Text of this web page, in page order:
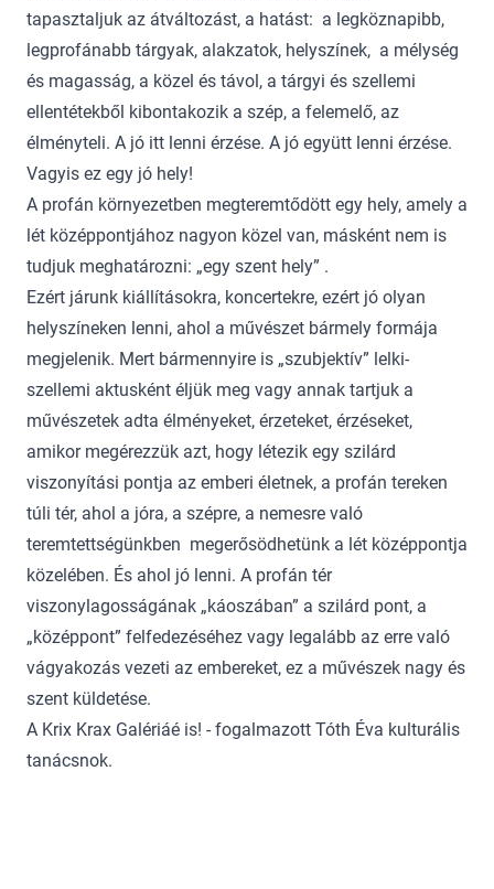
tapasztaljuk az átváltozást, a hatást: a legköznapibb,
legprofánabb tárgyak, alakzatok, helyszínek, a mélység
és magasság, a közel és távol, a tárgyi és szellemi
ellentétekből kibontakozik a szép, a felemelő, az
élményteli. A jó itt lenni érzése. A jó együtt lenni érzése.
Vagyis ez egy jó hely!
A profán környezetben megteremtődött egy hely, amely a
lét középpontjához nagyon közel van, másként nem is
tudjuk meghatározni: „egy szent hely” .
Ezért járunk kiállításokra, koncertekre, ezért jó olyan
helyszíneken lenni, ahol a művészet bármely formája
megjelenik. Mert bármennyire is „szubjektív” lelki-
szellemi aktusként éljük meg vagy annak tartjuk a
művészetek adta élményeket, érzeteket, érzéseket,
amikor megérezzük azt, hogy létezik egy szilárd
viszonyítási pontja az emberi életnek, a profán tereken
túli tér, ahol a jóra, a szépre, a nemesre való
teremtettségünkben megerősödhetünk a lét középpontja
közelében. És ahol jó lenni. A profán tér
viszonylagosságának „káoszában” a szilárd pont, a
„középpont” felfedezéséhez vagy legalább az erre való
vágyakozás vezeti az embereket, ez a művészek nagy és
szent küldetése.
A Krix Krax Galériáé is! - fogalmazott Tóth Éva kulturális
tanácsnok.